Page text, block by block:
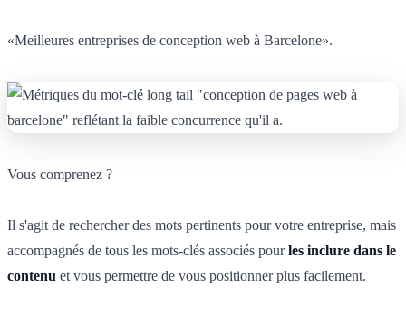
«Meilleures entreprises de conception web à Barcelone».
Vous comprenez ?
Il s'agit de rechercher des mots pertinents pour votre entreprise, mais
accompagnés de tous les mots-clés associés pourles inclure dans le
contenu et vous permettre de vous positionner plus facilement.